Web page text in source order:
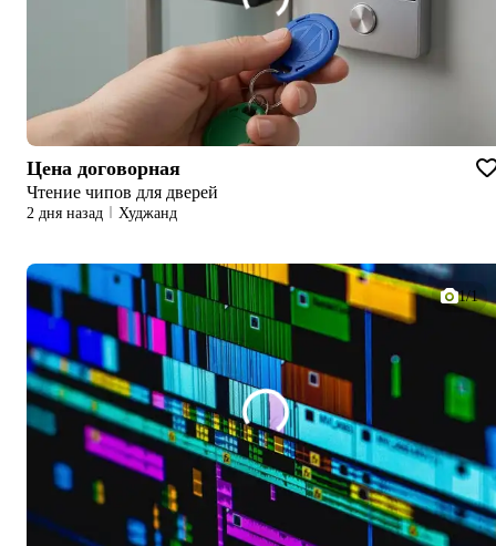
Цена договорная
Чтение чипов для дверей
2 дня назад Худжанд
1/1